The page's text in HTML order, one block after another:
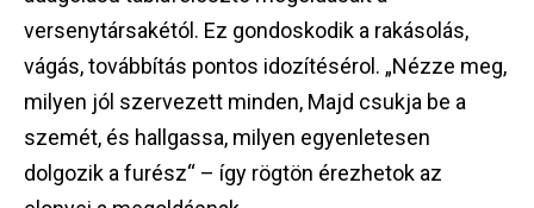
versenytársakétól. Ez gondoskodik a rakásolás,
vágás, továbbítás pontos idozítésérol. „Nézze meg,
milyen jól szervezett minden, Majd csukja be a
szemét, és hallgassa, milyen egyenletesen
dolgozik a furész“ – így rögtön érezhetok az